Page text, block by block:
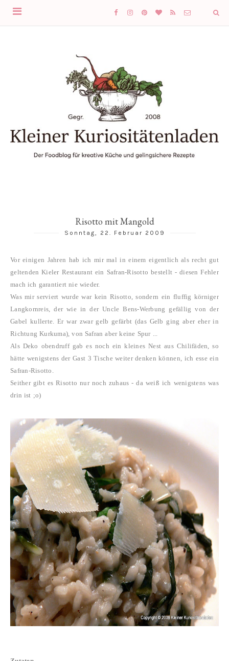
Risotto mit Mangold
Sonntag, 22. Februar 2009
Vor einigen Jahren hab ich mir mal in einem eigentlich als recht gut
geltenden Kieler Restaurant ein Safran-Risotto bestellt - diesen Fehler
mach ich garantiert nie wieder.
Was mir serviert wurde war kein Risotto, sondern ein fluffig körniger
Langkornreis, der wie in der Uncle Bens-Werbung gefällig von der
Gabel kullerte. Er war zwar gelb gefärbt (das Gelb ging aber eher in
Richtung Kurkuma), von Safran aber keine Spur ...
Als Deko obendruff gab es noch ein kleines Nest aus Chilifäden, so
hätte wenigstens der Gast 3 Tische weiter denken können, ich esse ein
Safran-Risotto.
Seither gibt es Risotto nur noch zuhaus - da weiß ich wenigstens was
drin ist ;o)